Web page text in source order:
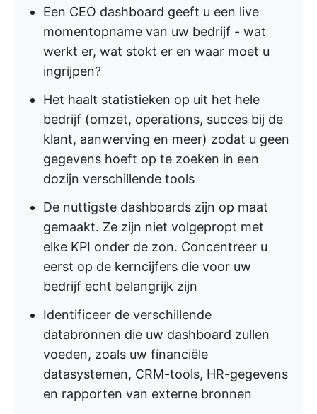
Een CEO dashboard geeft u een live
momentopname van uw bedrijf - wat
werkt er, wat stokt er en waar moet u
ingrijpen?
Het haalt statistieken op uit het hele
bedrijf (omzet, operations, succes bij de
klant, aanwerving en meer) zodat u geen
gegevens hoeft op te zoeken in een
dozijn verschillende tools
De nuttigste dashboards zijn op maat
gemaakt. Ze zijn niet volgepropt met
elke KPI onder de zon. Concentreer u
eerst op de kerncijfers die voor uw
bedrijf echt belangrijk zijn
Identificeer de verschillende
databronnen die uw dashboard zullen
voeden, zoals uw financiële
datasystemen, CRM-tools, HR-gegevens
en rapporten van externe bronnen